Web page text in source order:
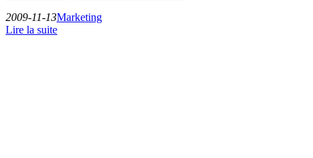
2009-11-13Marketing
Lire la suite